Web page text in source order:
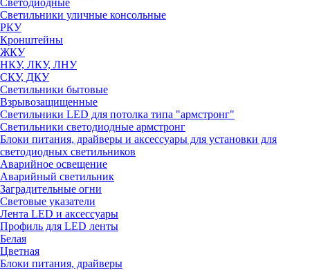
Светодиодные
Светильники уличные консольные
РКУ
Кронштейны
ЖКУ
НКУ, ЛКУ, ЛНУ
СКУ, ДКУ
Светильники бытовые
Взрывозащищенные
Светильники LED для потолка типа "армстронг"
Светильники светодиодные армстронг
Блоки питания, драйверы и аксессуары для установки для
светодиодных светильников
Аварийное освещение
Аварийный светильник
Заградительные огни
Световые указатели
Лента LED и аксессуары
Профиль для LED ленты
Белая
Цветная
Блоки питания, драйверы